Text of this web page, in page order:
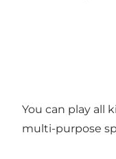
You can play all
multi-purpose